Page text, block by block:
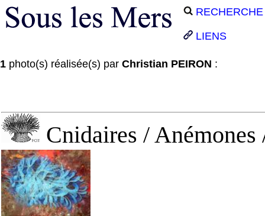
RECHERCHE
LIENS
1 photo(s) réalisée(s) par Christian PEIRON :
Cnidaires / Anémones